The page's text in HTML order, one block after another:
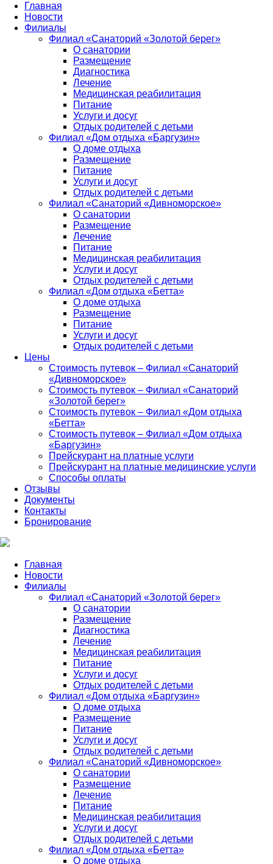
Главная
Новости
Филиалы
Филиал «Санаторий «Золотой берег»
О санатории
Размещение
Диагностика
Лечение
Медицинская реабилитация
Питание
Услуги и досуг
Отдых родителей с детьми
Филиал «Дом отдыха «Баргузин»
О доме отдыха
Размещение
Питание
Услуги и досуг
Отдых родителей с детьми
Филиал «Санаторий «Дивноморское»
О санатории
Размещение
Лечение
Питание
Медицинская реабилитация
Услуги и досуг
Отдых родителей с детьми
Филиал «Дом отдыха «Бетта»
О доме отдыха
Размещение
Питание
Услуги и досуг
Отдых родителей с детьми
Цены
Стоимость путевок – Филиал «Санаторий
«Дивноморское»
Стоимость путевок – Филиал «Санаторий
«Золотой берег»
Стоимость путевок – Филиал «Дом отдыха
«Бетта»
Стоимость путевок – Филиал «Дом отдыха
«Баргузин»
Прейскурант на платные услуги
Прейскурант на платные медицинские услуги
Способы оплаты
Отзывы
Документы
Контакты
Бронирование
Главная
Новости
Филиалы
Филиал «Санаторий «Золотой берег»
О санатории
Размещение
Диагностика
Лечение
Медицинская реабилитация
Питание
Услуги и досуг
Отдых родителей с детьми
Филиал «Дом отдыха «Баргузин»
О доме отдыха
Размещение
Питание
Услуги и досуг
Отдых родителей с детьми
Филиал «Санаторий «Дивноморское»
О санатории
Размещение
Лечение
Питание
Медицинская реабилитация
Услуги и досуг
Отдых родителей с детьми
Филиал «Дом отдыха «Бетта»
О доме отдыха